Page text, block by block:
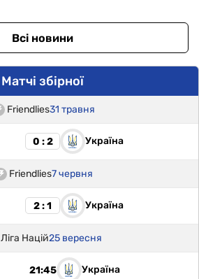
Всі новини
Матчі збірної
Friendlies31 травня
0 : 2 Україна
Friendlies7 червня
2 : 1 Україна
Ліга Націй25 вересня
21:45 Україна